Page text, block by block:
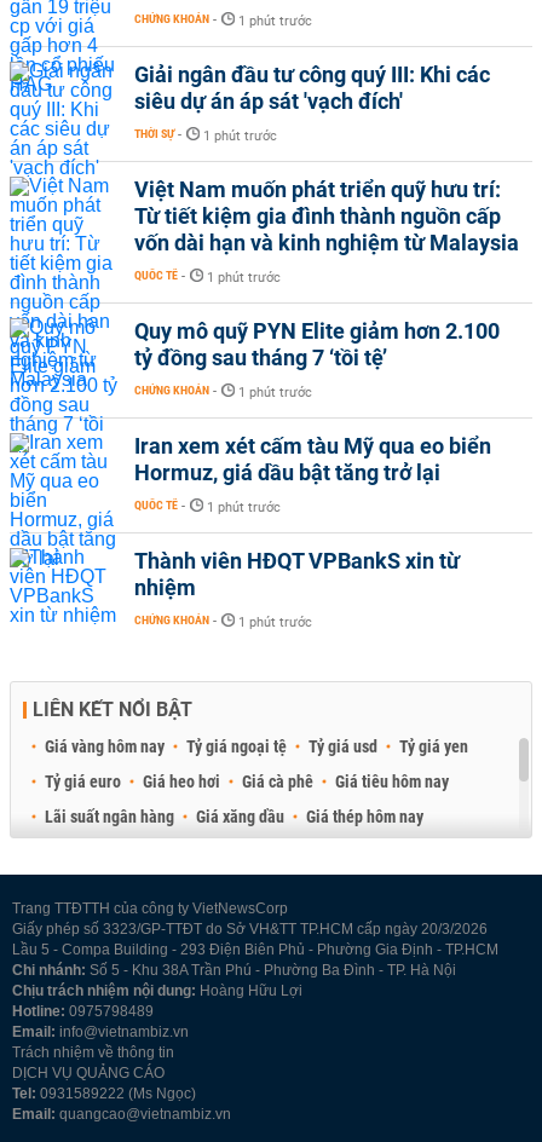
CHỨNG KHOÁN - 1 phút trước
Giải ngân đầu tư công quý III: Khi các
siêu dự án áp sát 'vạch đích'
THỜI SỰ - 1 phút trước
Việt Nam muốn phát triển quỹ hưu trí:
Từ tiết kiệm gia đình thành nguồn cấp
vốn dài hạn và kinh nghiệm từ Malaysia
QUỐC TẾ - 1 phút trước
Quy mô quỹ PYN Elite giảm hơn 2.100
tỷ đồng sau tháng 7 ‘tồi tệ’
CHỨNG KHOÁN - 1 phút trước
Iran xem xét cấm tàu Mỹ qua eo biển
Hormuz, giá dầu bật tăng trở lại
QUỐC TẾ - 1 phút trước
Thành viên HĐQT VPBankS xin từ
nhiệm
CHỨNG KHOÁN - 1 phút trước
LIÊN KẾT NỔI BẬT
Giá vàng hôm nay Tỷ giá ngoại tệ Tỷ giá usd
Tỷ giá yen
Tỷ giá euro
Giá heo hơi Giá cà phê
Giá tiêu hôm nay
Lãi suất ngân hàng
Giá xăng dầu
Giá thép hôm nay
Trang TTĐTTH của công ty VietNewsCorp
Giấy phép số 3323/GP-TTĐT do Sở VH&TT TP.HCM cấp ngày 20/3/2026
Lầu 5 - Compa Building - 293 Điện Biên Phủ - Phường Gia Định - TP.HCM
Chi nhánh: Số 5 - Khu 38A Trần Phú - Phường Ba Đình - TP. Hà Nội
Chịu trách nhiệm nội dung: Hoàng Hữu Lợi
Hotline: 0975798489
Email: info@vietnambiz.vn
Trách nhiệm về thông tin
DỊCH VỤ QUẢNG CÁO
Tel: 0931589222 (Ms Ngọc)
Email: quangcao@vietnambiz.vn